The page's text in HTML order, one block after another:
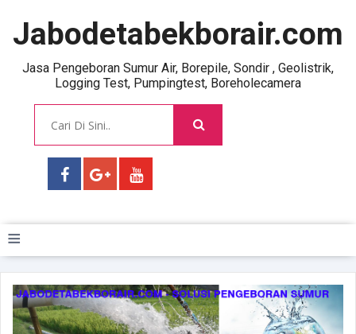
Jabodetabekborair.com
Jasa Pengeboran Sumur Air, Borepile, Sondir , Geolistrik,
Logging Test, Pumpingtest, Boreholecamera
≡